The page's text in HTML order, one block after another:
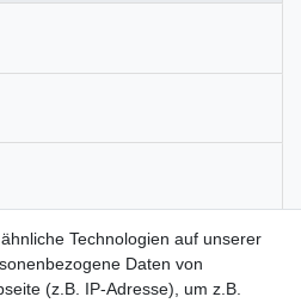
Technologien auf unserer
Daten von
(z.B. IP-Adresse), um z.B.